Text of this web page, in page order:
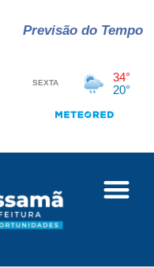
Previsão do Tempo